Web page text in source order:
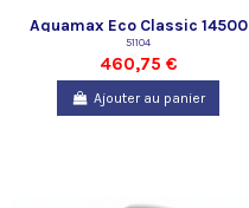
Aquamax Eco Classic 14500
51104
460,75 €
Ajouter au panier